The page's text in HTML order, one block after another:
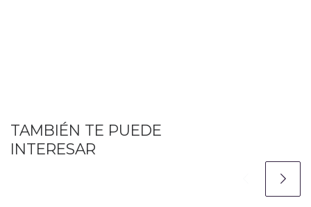
TAMBIÉN TE PUEDE
INTERESAR